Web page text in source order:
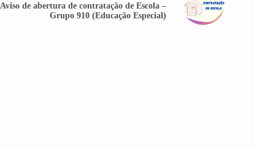
Aviso de abertura de contratação de Escola –
Grupo 910 (Educação Especial)